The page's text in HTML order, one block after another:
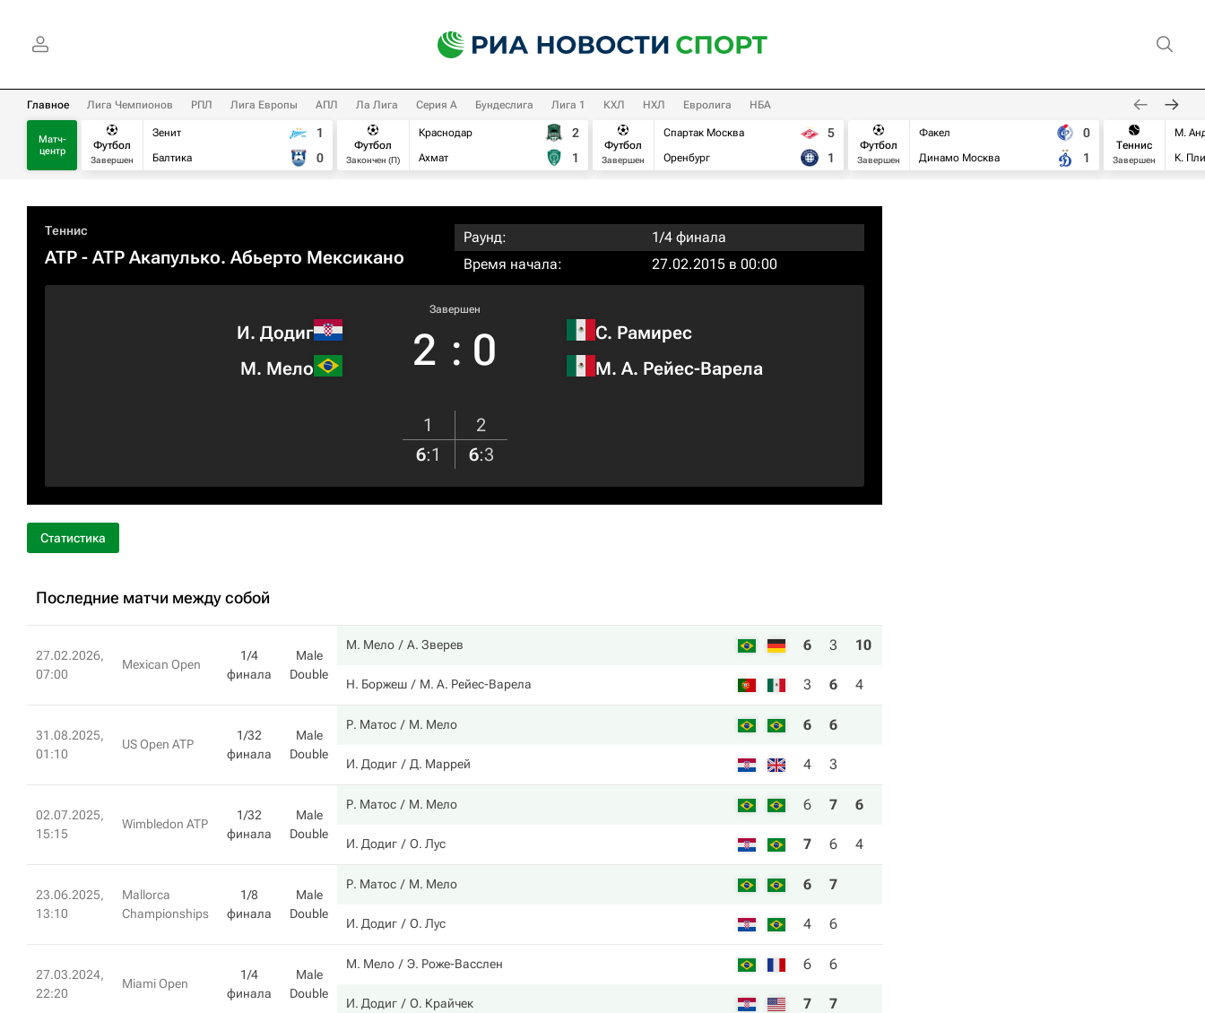
Главное Лига Чемпионов РПЛ Лига Европы АПЛ Ла Лига Серия А Бундеслига Лига 1 КХЛ НХЛ Евролига НБА
Матч-
центр
Футбол
Завершен
Зенит
Балтика
1
0
Футбол
Закончен (П)
Краснодар
Ахмат
2
1
Футбол
Завершен
Спартак Москва
Оренбург
5
1
Футбол
Завершен
Факел
Динамо Москва
0
1
Теннис
Завершен
М.
К.
Теннис
ATP - ATP Акапулько. Абьерто Мексикано
Раунд:
1/4 финала
Время начала:
27.02.2015 в 00:00
И. Додиг
М. Мело
Завершен
2 : 0
С. Рамирес
М. А. Рейес-Варела
1
2
6:1 6:3
Статистика
Последние матчи между собой
27.02.2026,
07:00
Mexican Open
1/4
финала
Male
Double
М. Мело А. Зверев 6 3 10
Н. Боржеш М. А. Рейес-Варела 3 6 4
31.08.2025,
01:10
US Open ATP
1/32
финала
Male
Double
Р. Матос М. Мело 6 6
И. Додиг Д. Маррей 4 3
02.07.2025,
15:15
Wimbledon ATP
1/32
финала
Male
Double
Р. Матос М. Мело 6 7 6
И. Додиг О. Лус 7 6 4
23.06.2025,
13:10
Mallorca
Championships
1/8
финала
Male
Double
Р. Матос М. Мело 6 7
И. Додиг О. Лус 4 6
27.03.2024,
22:20
Miami Open
1/4
финала
Male
Double
М. Мело Э. Роже-Васслен 6 6
И. Додиг О. Крайчек 7 7